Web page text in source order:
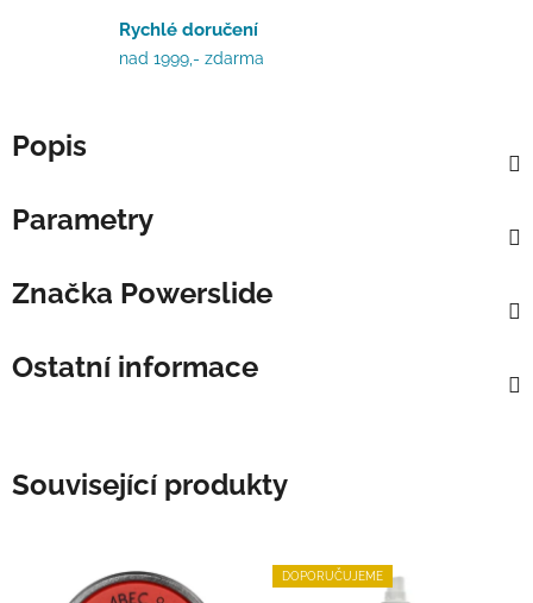
Rychlé doručení
nad 1999,- zdarma
Popis
Parametry
Značka Powerslide
Ostatní informace
Související produkty
DOPORUČUJEME